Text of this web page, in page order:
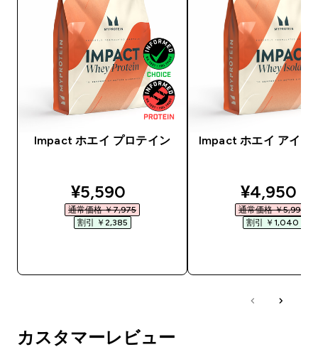
Impact ホエイ プロテイン
discounted price
¥5,590‎
通常価格 ￥7,975‎
割引 ￥2,385‎
Impact ホエイ アイソ
¥4,950‎
通常価格 ￥5,990‎
割引 ￥1,040‎
カスタマーレビュー